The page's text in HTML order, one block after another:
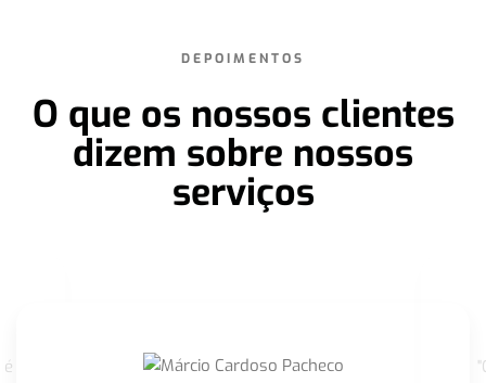
DEPOIMENTOS
O que os nossos clientes
dizem sobre nossos
serviços